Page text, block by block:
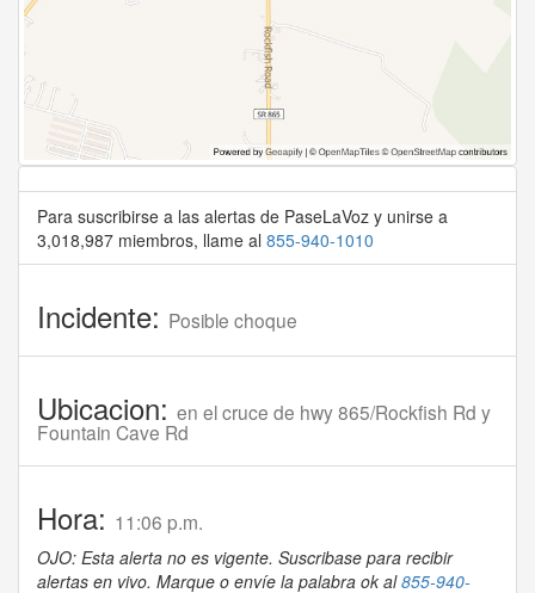
Para suscribirse a las alertas de PaseLaVoz y unirse a
3,018,987 miembros, llame al 855-940-1010
Incidente: Posible choque
Ubicacion: en el cruce de hwy 865/Rockfish Rd y
Fountain Cave Rd
Hora: 11:06 p.m.
OJO: Esta alerta no es vigente. Suscribase para recibir
alertas en vivo. Marque o envíe la palabra ok al855-940-